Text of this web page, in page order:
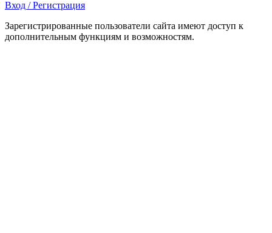
Вход / Регистрация
Зарегистрированные пользователи сайта имеют доступ к
дополнительным функциям и возможностям.